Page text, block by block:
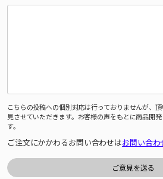
こちらの投稿への個別対応は行っておりませんが、
見させていただきます。お客様の声をもとに商品開
す。
ご注文にかかわるお問い合わせはお問い合わ